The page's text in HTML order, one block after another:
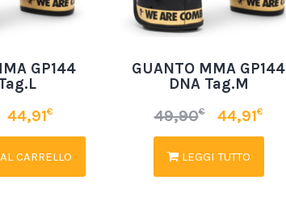
GP144
44,91€
CARRELLO
GUANTO MMA GP144
DNA Tag.M
49,90€ 44,91€
LEGGI TUTTO